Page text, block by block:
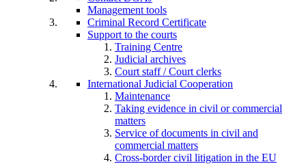
Management tools
Criminal Record Certificate
Support to the courts
Training Centre
Judicial archives
Court staff / Court clerks
International Judicial Cooperation
Maintenance
Taking evidence in civil or commercial
matters
Service of documents in civil and
commercial matters​​
Cross-border civil litigation in the EU